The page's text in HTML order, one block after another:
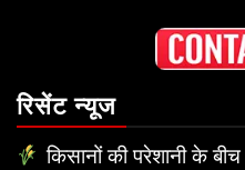
रिसेंट न्यूज
किसानों की परेशानी के